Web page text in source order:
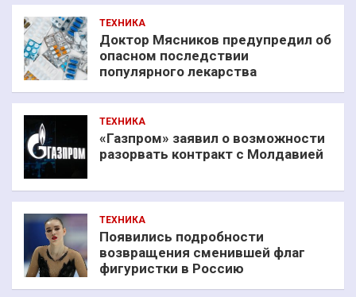
ТЕХНИКА
Доктор Мясников предупредил об
опасном последствии
популярного лекарства
ТЕХНИКА
«Газпром» заявил о возможности
разорвать контракт с Молдавией
ТЕХНИКА
Появились подробности
возвращения сменившей флаг
фигуристки в Россию